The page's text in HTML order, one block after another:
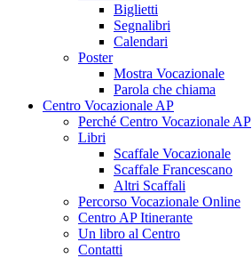
Biglietti
Segnalibri
Calendari
Poster
Mostra Vocazionale
Parola che chiama
Centro Vocazionale AP
Perché Centro Vocazionale AP
Libri
Scaffale Vocazionale
Scaffale Francescano
Altri Scaffali
Percorso Vocazionale Online
Centro AP Itinerante
Un libro al Centro
Contatti